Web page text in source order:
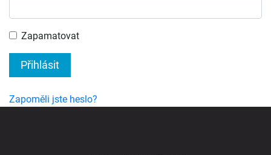
Zapamatovat
Přihlásit
Zapoměli jste heslo?